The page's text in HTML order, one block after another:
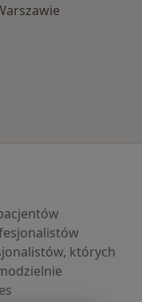
których